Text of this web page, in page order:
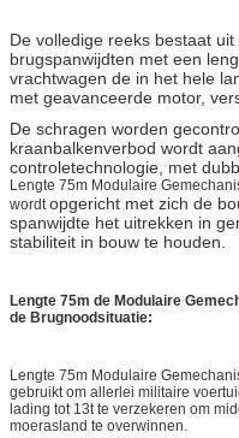
De volledige reeks bestaat
brugspanwijdten met een
vrachtwagen de in het hele
met geavanceerde motor,
De schragen worden
kraanbalkenverbod wordt
controletechnologie, met
Lengte 75m Modulaire
wordtopgericht met zich de
spanwijdte het uitrekken in
stabiliteit in bouw te houden.
Lengte 75m de Modulaire
de Brugnoodsituatie:
Lengte 75m Modulaire
gebruikt om allerlei militaire
lading tot 13t te verzekeren om
moerasland te overwinnen.